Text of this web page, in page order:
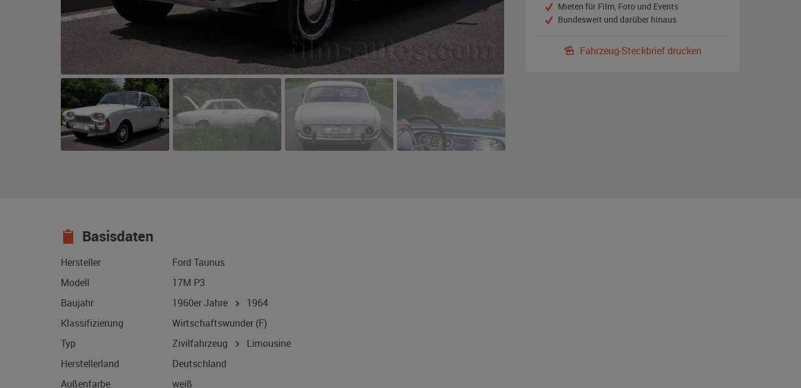
Mieten für Film, Foto und Events
Bundesweit und darüber hinaus
Fahrzeug-Steckbrief drucken
Basisdaten
Hersteller
Ford Taunus
Modell
17M P3
Baujahr
1960er Jahre
1964
Klassifizierung
Wirtschaftswunder (F)
Typ
Zivilfahrzeug
Limousine
Herstellerland
Deutschland
Außenfarbe
weiß